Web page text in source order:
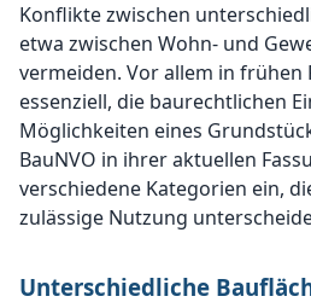
Konflikte zwischen
etwa zwischen Wohn- und
vermeiden. Vor allem in frühen
essenziell, die baurechtlichen
Möglichkeiten eines
BauNVO in ihrer aktuellen
verschiedene Kategorien ein,
zulässige Nutzung
Unterschiedliche